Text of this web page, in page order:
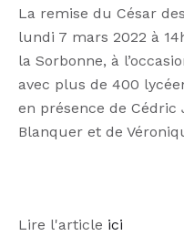
La remise du César
lundi 7 mars 2022 à
la Sorbonne, à
avec plus de 400
en présence de
Blanquer et de
Lire l'article ici